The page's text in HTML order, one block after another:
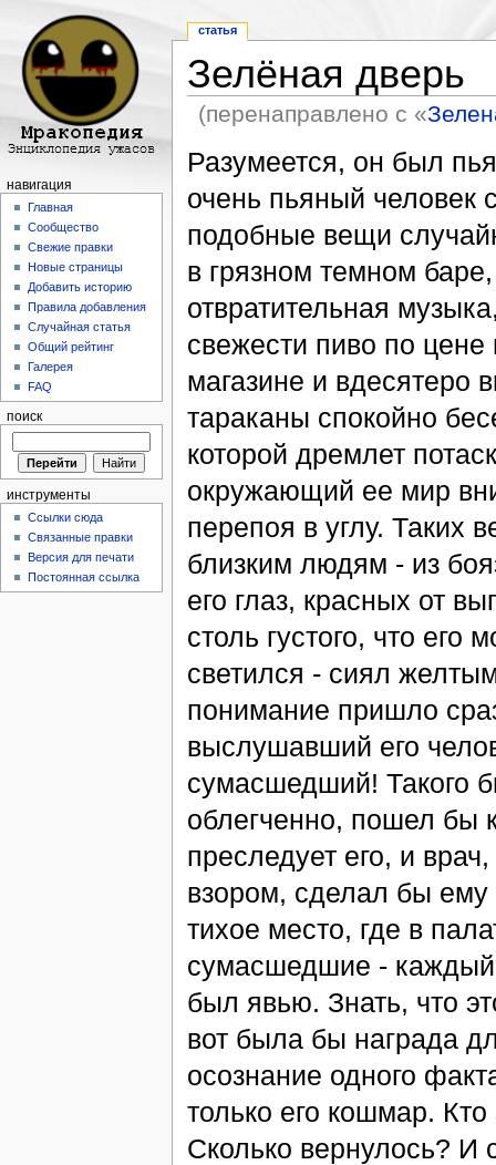
Зелёная дверь
(перенаправлено с «
Разумеется, он был
очень пьяный человек
подобные вещи
в грязном темном баре,
отвратительная
свежести пиво по
магазине и вдесятеро
тараканы спокойно
которой дремлет
окружающий ее мир
перепоя в углу. Таких
близким людям - из
его глаз, красных от
столь густого, что
светился - сиял
понимание пришло
выслушавший его
сумасшедший! Такого
облегченно, пошел бы
преследует его, и
взором, сделал бы ему
тихое место, где в
сумасшедшие - каждый
был явью. Знать, что
вот была бы награда
осознание одного
только его кошмар.
Сколько вернулось? И
статья
навигация
Главная
Сообщество
Свежие правки
Новые страницы
Добавить историю
Правила добавления
Случайная статья
Общий рейтинг
Галерея
FAQ
поиск
инструменты
Ссылки сюда
Связанные правки
Версия для печати
Постоянная ссылка